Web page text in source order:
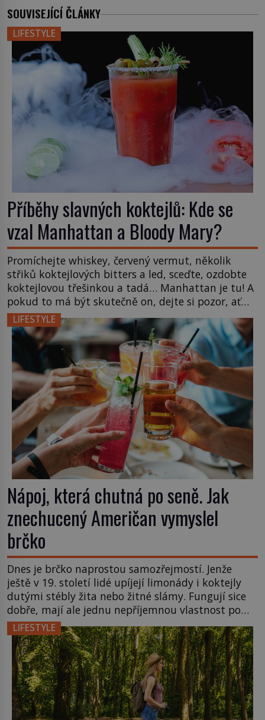
SOUVISEJÍCÍ ČLÁNKY
LIFESTYLE
Příběhy slavných koktejlů: Kde se
vzal Manhattan a Bloody Mary?
Promíchejte whiskey, červený vermut, několik
střiků koktejlových bitters a led, sceďte, ozdobte
koktejlovou třešinkou a tadá… Manhattan je tu! A
pokud to má být skutečně on, dejte si pozor, ať
místo klasické americké rye whiskey či klidně
bourbonu nepoužijete skotskou whisku. Co se
stane? Inu, koktejl bude stále skvělý, ale už to
nebude Manhattan ale […]
LIFESTYLE
Nápoj, která chutná po seně. Jak
znechucený Američan vymyslel
brčko
Dnes je brčko naprostou samozřejmostí. Jenže
ještě v 19. století lidé upíjejí limonády i koktejly
dutými stébly žita nebo žitné slámy. Fungují sice
dobře, mají ale jednu nepříjemnou vlastnost po
chvíli se rozmáčejí a nápoji dodávají travnatou
příchuť. Právě tahle drobná nepříjemnost přivede
amerického výrobce cigaretových náustků k
nápadu, který změní způsob pití po celém […]
LIFESTYLE